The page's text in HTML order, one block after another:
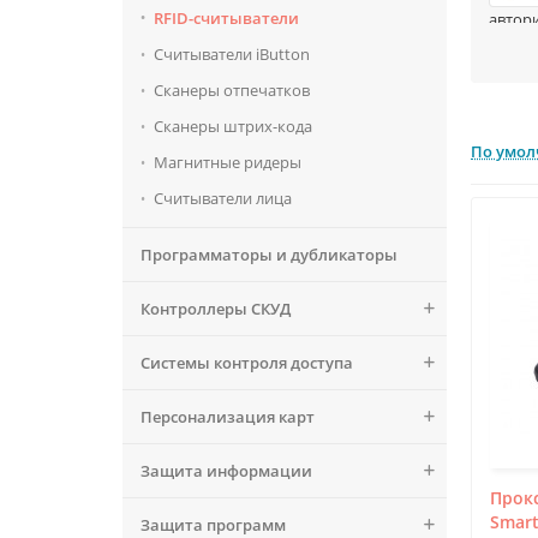
RFID-считыватели
Считыватели iButton
Сканеры отпечатков
Сканеры штрих-кода
Магнитные ридеры
Считыватели лица
Программаторы и дубликаторы
Контроллеры СКУД
Системы контроля доступа
Персонализация карт
Защита информации
Защита программ
В
По